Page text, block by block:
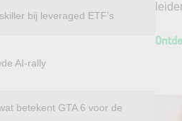
bij leveraged ETF’s
AI-rally
betekent GTA 6 voor de